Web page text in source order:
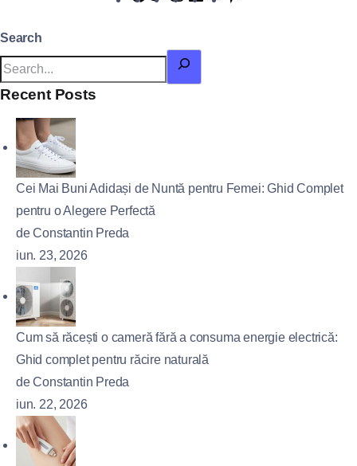
Search
Recent Posts
Cei Mai Buni Adidași de Nuntă pentru Femei: Ghid Complet
pentru o Alegere Perfectă
de Constantin Preda
iun. 23, 2026
Cum să răcești o cameră fără a consuma energie electrică:
Ghid complet pentru răcire naturală
de Constantin Preda
iun. 22, 2026